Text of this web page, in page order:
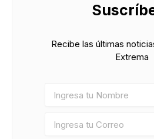
Recibe las últimas
Extrema